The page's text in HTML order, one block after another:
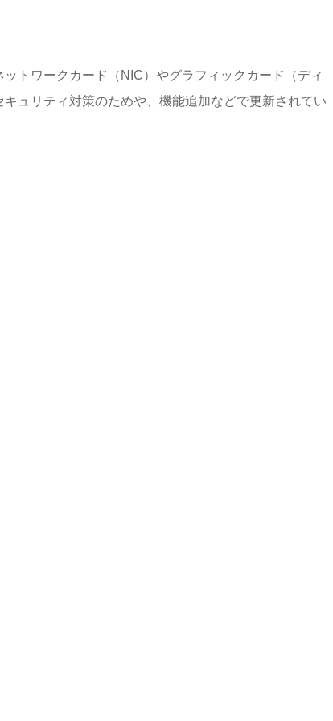
トワークカード（NIC）やグラフィックカード（ディ
ュリティ対策のためや、機能追加などで更新されてい